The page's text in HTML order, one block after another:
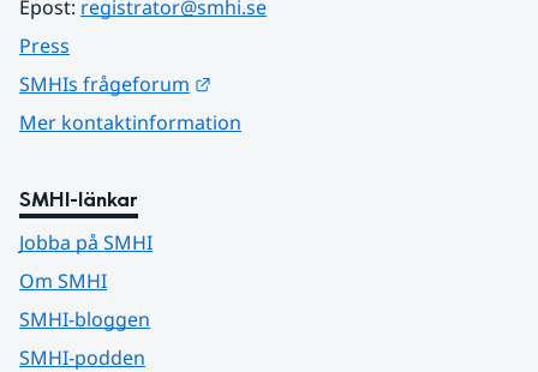
Epost: registrator@smhi.se
Press
SMHIs frågeforum
Mer kontaktinformation
SMHI-länkar
Jobba på SMHI
Om SMHI
SMHI-bloggen
SMHI-podden